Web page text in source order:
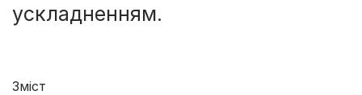
ускладненням.
Зміст